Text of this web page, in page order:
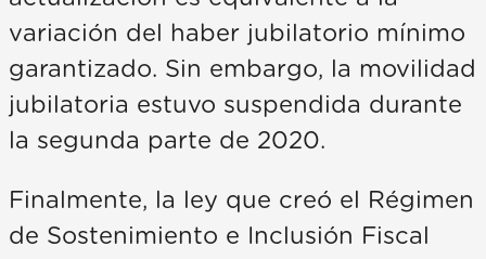
variación del haber jubilatorio mínimo
garantizado. Sin embargo, la movilidad
jubilatoria estuvo suspendida durante
la segunda parte de 2020.
Finalmente, la ley que creó el Régimen
de Sostenimiento e Inclusión Fiscal